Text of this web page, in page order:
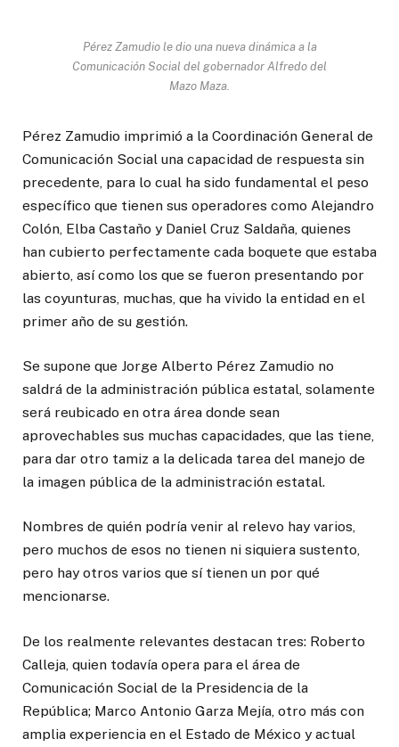
Pérez Zamudio le dio una nueva dinámica a la
Comunicación Social del gobernador Alfredo del
Mazo Maza.
Pérez Zamudio imprimió a la Coordinación General de
Comunicación Social una capacidad de respuesta sin
precedente, para lo cual ha sido fundamental el peso
específico que tienen sus operadores como Alejandro
Colón, Elba Castaño y Daniel Cruz Saldaña, quienes
han cubierto perfectamente cada boquete que estaba
abierto, así como los que se fueron presentando por
las coyunturas, muchas, que ha vivido la entidad en el
primer año de su gestión.
Se supone que Jorge Alberto Pérez Zamudio no
saldrá de la administración pública estatal, solamente
será reubicado en otra área donde sean
aprovechables sus muchas capacidades, que las tiene,
para dar otro tamiz a la delicada tarea del manejo de
la imagen pública de la administración estatal.
Nombres de quién podría venir al relevo hay varios,
pero muchos de esos no tienen ni siquiera sustento,
pero hay otros varios que sí tienen un por qué
mencionarse.
De los realmente relevantes destacan tres: Roberto
Calleja, quien todavía opera para el área de
Comunicación Social de la Presidencia de la
República; Marco Antonio Garza Mejía, otro más con
amplia experiencia en el Estado de México y actual